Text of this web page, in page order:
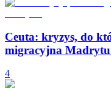
Ceuta: kryzys, do
migracyjna
4